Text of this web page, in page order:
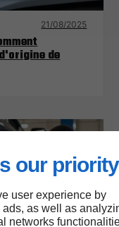
our priority
user experience by
as well as
networks
21/08/2025
de